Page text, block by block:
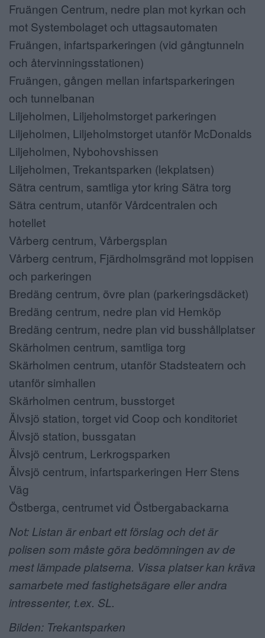
Fruängen Centrum, nedre plan mot kyrkan och
mot Systembolaget och uttagsautomaten
Fruängen, infartsparkeringen (vid gångtunneln
och återvinningsstationen)
Fruängen, gången mellan infartsparkeringen
och tunnelbanan
Liljeholmen, Liljeholmstorget parkeringen
Liljeholmen, Liljeholmstorget utanför McDonalds
Liljeholmen, Nybohovshissen
Liljeholmen, Trekantsparken (lekplatsen)
Sätra centrum, samtliga ytor kring Sätra torg
Sätra centrum, utanför Vårdcentralen och
hotellet
Vårberg centrum, Vårbergsplan
Vårberg centrum, Fjärdholmsgränd mot loppisen
och parkeringen
Bredäng centrum, övre plan (parkeringsdäcket)
Bredäng centrum, nedre plan vid Hemköp
Bredäng centrum, nedre plan vid busshållplatser
Skärholmen centrum, samtliga torg
Skärholmen centrum, utanför Stadsteatern och
utanför simhallen
Skärholmen centrum, busstorget
Älvsjö station, torget vid Coop och konditoriet
Älvsjö station, bussgatan
Älvsjö centrum, Lerkrogsparken
Älvsjö centrum, infartsparkeringen Herr Stens
Väg
Östberga, centrumet vid Östbergabackarna
Not: Listan är enbart ett förslag och det är
polisen som måste göra bedömningen av de
mest lämpade platserna. Vissa platser kan kräva
samarbete med fastighetsägare eller andra
intressenter, t.ex. SL.
Bilden: Trekantsparken